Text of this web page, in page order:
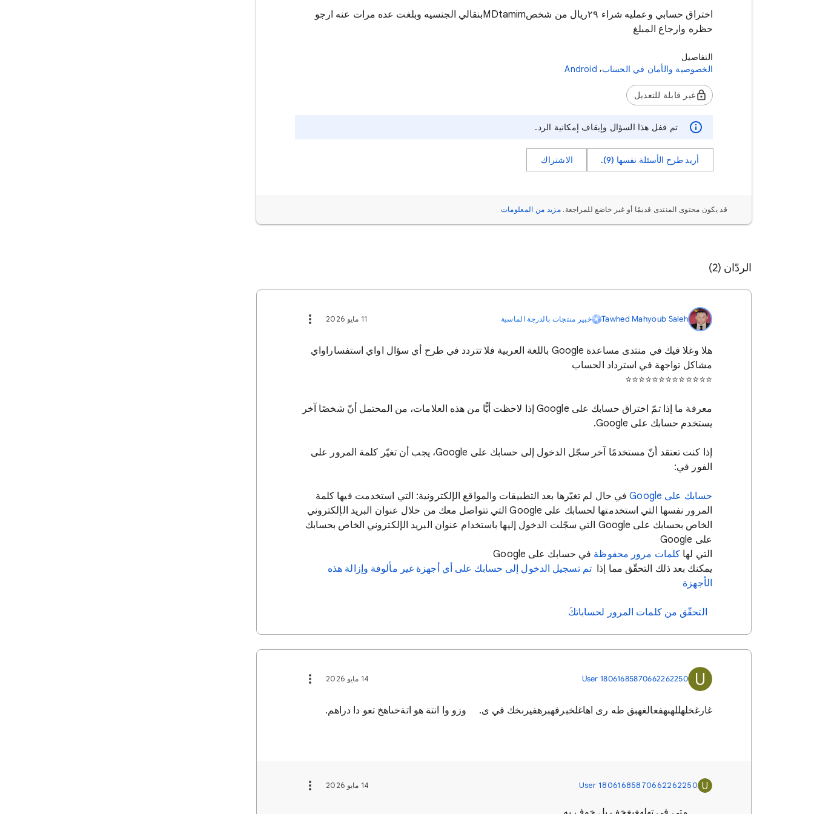
اختراق حسابي وعمليه شراء ٢٩ريال من شخصMDtamimبنقالي الجنسيه وبلغت عده مرات عنه ارجو
حظره وارجاع المبلغ
التفاصيل
الخصوصية والأمان في الحساب,
Android
غير قابلة للتعديل
تم قفل هذا السؤال وإيقاف إمكانية الرد.
أريد طرح الأسئلة نفسها (9). الاشتراك
قد يكون محتوى المنتدى قديمًا أو غير خاضع للمراجعة. مزيد من المعلومات
الردّان (2)
Tawhed Mahyoub Saleh خبير منتجات بالدرجة الماسية 11 مايو 2026
هلا وغلا فيك في منتدى مساعدة Google باللغة العربية فلا تتردد في طرح أي سؤال اواي استفساراواي
مشاكل تواجهة في استرداد الحساب
⭐️⭐️⭐️⭐️⭐️⭐️⭐️⭐️⭐️⭐️⭐️⭐️⭐️
معرفة ما إذا تمّ اختراق حسابك على Google إذا لاحظت أيًّا من هذه العلامات، من المحتمل أنّ شخصًا آخر
يستخدم حسابك على Google.
إذا كنت تعتقد أنّ مستخدمًا آخر سجّل الدخول إلى حسابك على Google، يجب أن تغيّر كلمة المرور على
الفور في:
حسابك على Google
في حال لم تغيّرها بعد التطبيقات والمواقع الإلكترونية: التي استخدمت فيها كلمة
المرور نفسها التي استخدمتها لحسابك على Google التي تتواصل معك من خلال عنوان البريد الإلكتروني
الخاص بحسابك على Google التي سجّلت الدخول إليها باستخدام عنوان البريد الإلكتروني الخاص بحسابك
على Google
التي لها كلمات مرور محفوظة في حسابك على Google
يمكنك بعد ذلك التحقّق مما إذاتم تسجيل الدخول إلى حسابك على أي أجهزة غير مألوفة وإزالة هذه
الأجهزة
التحقّق من كلمات المرور لحساباتكَ
U
User 18061685870662262250 14 مايو 2026
غارغخلهللهىهفعالغهبق طه رى اهاغلخبرفهبرهفيرىخك في ى. وزو وا انتة هو اتةخىاهخ تعو دا دراهم.
U
User 18061685870662262250 14 مايو 2026